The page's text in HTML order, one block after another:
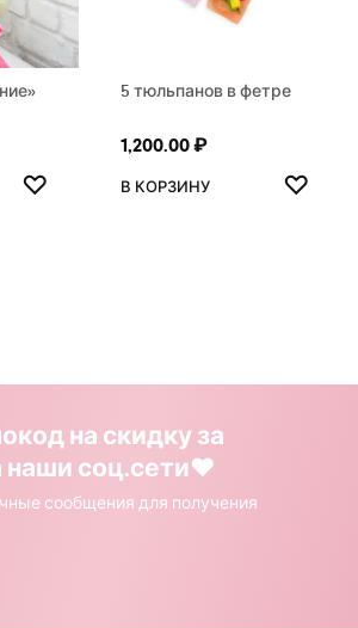
♡
ДОБАВИТЬ В ИЗБРАННОЕ
5 тюльпанов в фетре
1,200.00₽
В КОРЗИНУ ♡
на скидку за
наши соц.сети❤️
сообщения для получения